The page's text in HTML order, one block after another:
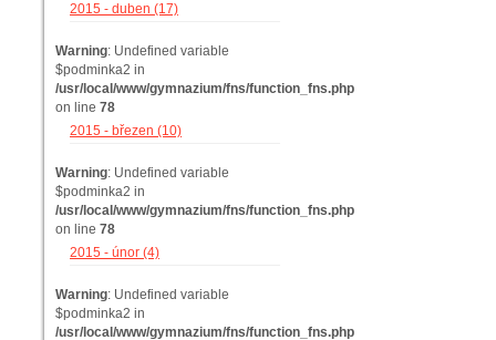
2015 - duben (17)
Warning: Undefined variable
$podminka2 in
/usr/local/www/gymnazium/fns/function_fns.php
on line 78
2015 - březen (10)
Warning: Undefined variable
$podminka2 in
/usr/local/www/gymnazium/fns/function_fns.php
on line 78
2015 - únor (4)
Warning: Undefined variable
$podminka2 in
/usr/local/www/gymnazium/fns/function_fns.php